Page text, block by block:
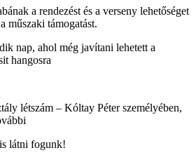
a rendezést és a verseny lehetőséget
műszaki támogatást.
nap, ahol még javítani lehetett a
hangosra
– Kóltay Péter személyében,
fogunk!